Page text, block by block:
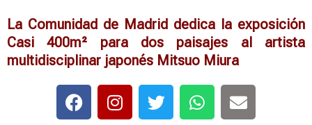
La Comunidad de Madrid dedica la exposición
Casi 400m² para dos paisajes al artista
multidisciplinar japonés Mitsuo Miura